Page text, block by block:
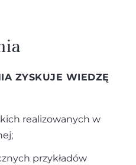
ZYSKUJE WIEDZĘ
realizowanych w
przykładów